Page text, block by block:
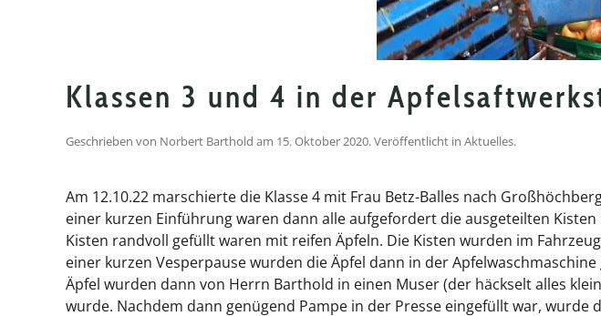
Klassen 3 und 4 in der
Geschrieben von Norbert Barthold am 15. Oktober 2020. Veröffentlicht in Aktuelles.
Am 12.10.22 marschierte die Klasse 4 mit Frau Betz-Balles nach
einer kurzen Einführung waren dann alle aufgefordert die ausgeteilten
Kisten randvoll gefüllt waren mit reifen Äpfeln. Die Kisten wurden im
einer kurzen Vesperpause wurden die Äpfel dann in der
Äpfel wurden dann von Herrn Barthold in einen Muser (der häckselt alles
wurde. Nachdem dann genügend Pampe in der Presse eingefüllt war,